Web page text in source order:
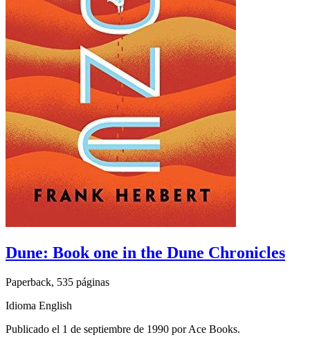
Dune: Book one in the Dune Chronicles
Paperback, 535 páginas
Idioma English
Publicado el 1 de septiembre de 1990 por Ace Books.